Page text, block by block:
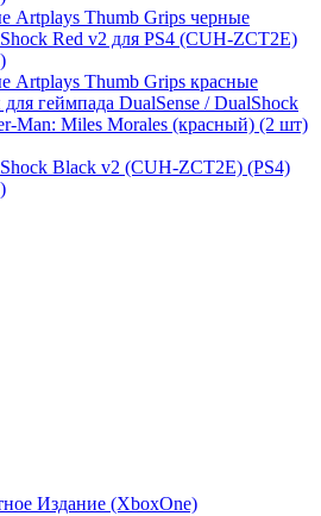
Artplays Thumb Grips черные
Red v2 для PS4 (CUH-ZCT2E)
Artplays Thumb Grips красные
геймпада DualSense / DualShock
Man: Miles Morales (красный) (2 шт)
Black v2 (CUH-ZCT2E) (PS4)
Издание (XboxOne)